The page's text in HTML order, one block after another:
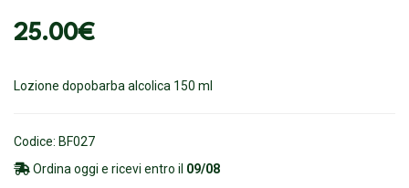
Lozione dopobarba alcolica 150 ml
Codice: BF027
Ordina oggi e ricevi entro il 09/08
25.00€